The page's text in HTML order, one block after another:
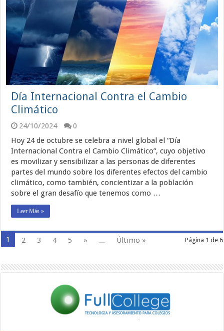
Día Internacional Contra el Cambio
Climático
24/10/2024
0
Hoy 24 de octubre se celebra a nivel global el “Día
Internacional Contra el Cambio Climático”, cuyo objetivo
es movilizar y sensibilizar a las personas de diferentes
partes del mundo sobre los diferentes efectos del cambio
climático, como también, concientizar a la población
sobre el gran desafío que tenemos como …
Leer Más »
Página 1 de 6
1 2 3 4 5 » ... Último »